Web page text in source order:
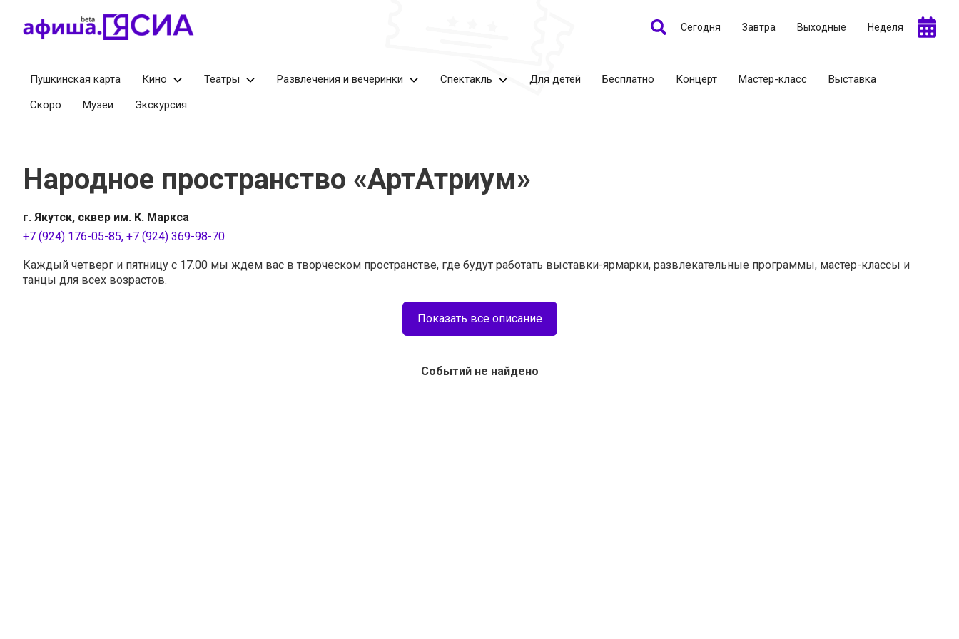
Сегодня Завтра Выходные Неделя
Пушкинская карта Кино Театры Развлечения и вечеринки Спектакль Для детей Бесплатно Концерт Мастер-класс
Выставка
Скоро
Музеи Экскурсия
Народное пространство «АртАтриум»
г. Якутск сквер им. К. Маркса
+7 (924) 176-05-85, +7 (924) 369-98-70
Каждый четверг и пятницу с 17.00 мы ждем вас в творческом пространстве, где будут работать выставки-ярмарки, развлекательные программы, мастер-классы и
танцы для всех возрастов.
Показать все описание
Событий не найдено